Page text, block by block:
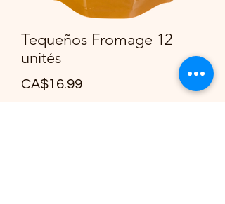
Tequeños Fromage 12
unités
CA$16.99Price